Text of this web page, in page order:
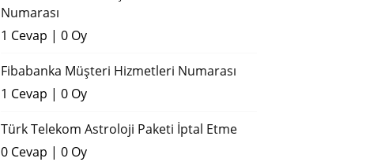
Numarası
1 Cevap | 0 Oy
Fibabanka Müşteri Hizmetleri Numarası
1 Cevap | 0 Oy
Türk Telekom Astroloji Paketi İptal Etme
0 Cevap | 0 Oy